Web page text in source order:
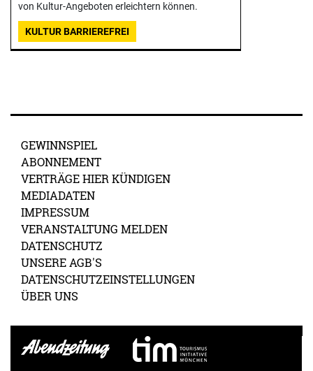
von Kultur-Angeboten erleichtern können.
KULTUR BARRIEREFREI
GEWINNSPIEL
ABONNEMENT
VERTRÄGE HIER KÜNDIGEN
MEDIADATEN
IMPRESSUM
VERANSTALTUNG MELDEN
DATENSCHUTZ
UNSERE AGB'S
DATENSCHUTZEINSTELLUNGEN
ÜBER UNS